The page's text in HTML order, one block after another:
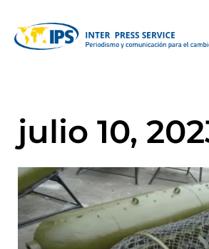
julio 10,